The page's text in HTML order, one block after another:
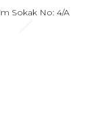
Sokak No: 4/A